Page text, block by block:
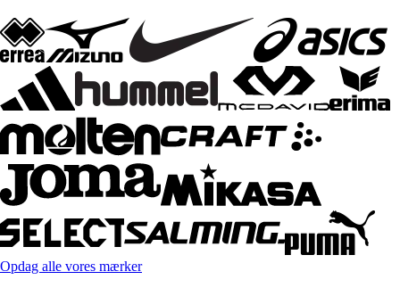
Opdag alle vores mærker